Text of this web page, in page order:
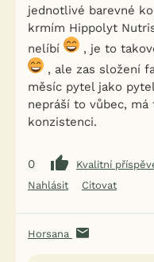
jednotlivé barevné
krmím Hippolyt
nelíbí
, je to
, ale zas složení
měsíc pytel jako
nepráší to vůbec,
konzistenci.
0
Kvalitní
Nahlásit
Citovat
Horsana